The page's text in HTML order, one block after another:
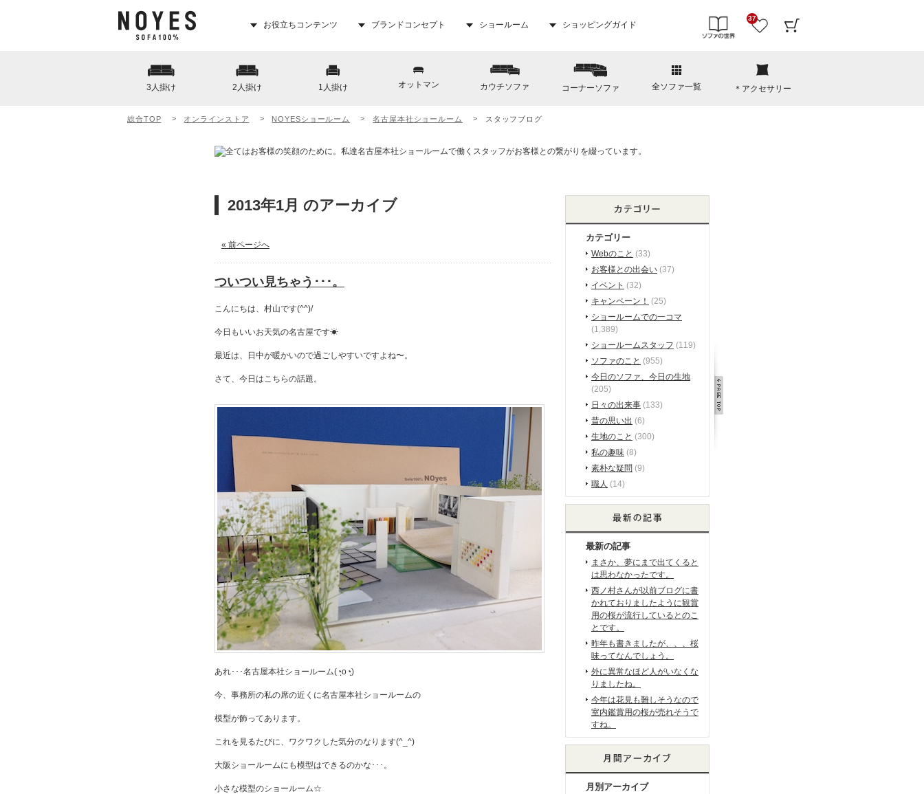
お役立ちコンテンツ ブランドコンセプト ショールーム ショッピングガイド
37
3人掛け 2人掛け 1人掛け オットマン カウチソファ コーナーソファ 全ソファ一覧 ＊アクセサリー
総合TOP オンラインストア NOYESショールーム 名古屋本社ショールーム スタッフブログ
2013年1月 のアーカイブ
« 前ページへ
ついつい見ちゃう･･･。
こんにちは、村山です(^^)/
今日もいいお天気の名古屋です☀
最近は、日中が暖かいので過ごしやすいですよね〜。
さて、今日はこちらの話題。
あれ･･･名古屋本社ショールーム(◔ฺo◔ฺ)
今、事務所の私の席の近くに名古屋本社ショールームの
模型が飾ってあります。
これを見るたびに、ワクワクした気分のなります(^_^)
大阪ショールームにも模型はできるのかな･･･。
小さな模型のショールーム☆
カテゴリー
Webのこと (33)
お客様との出会い (37)
イベント (32)
キャンペーン！ (25)
ショールームでの一コマ
(1,389)
ショールームスタッフ (119)
ソファのこと (955)
今日のソファ、今日の生地
(205)
日々の出来事 (133)
昔の思い出 (6)
生地のこと (300)
私の趣味 (8)
素朴な疑問 (9)
職人 (14)
最新の記事
まさか、夢にまで出てくると
は思わなかったです。
西ノ村さんが以前ブログに書
かれておりましたように観賞
用の桜が流行しているとのこ
とです。
昨年も書きましたが、、、桜
味ってなんでしょう。
外に異常なほど人がいなくな
りましたね。
今年は花見も難しそうなので
室内鑑賞用の桜が売れそうで
すね。
月別アーカイブ